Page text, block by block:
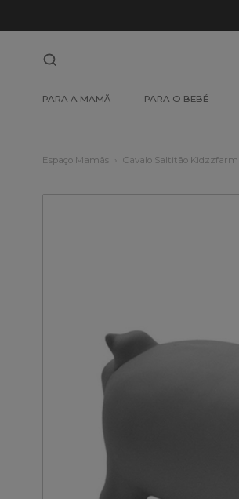
PARA A MAMÃ PARA O BEBÉ
Espaço Mamãs Cavalo Saltitão Kidzzfarm